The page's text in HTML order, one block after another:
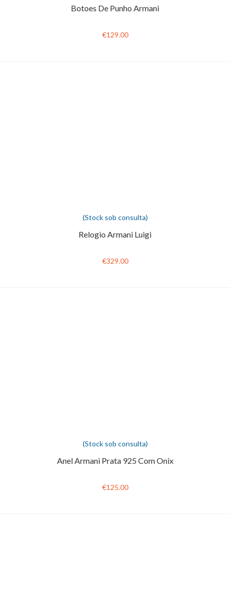
Botoes De Punho Armani
€129.00
(Stock sob consulta)
Relogio Armani Luigi
€329.00
(Stock sob consulta)
Anel Armani Prata 925 Com Onix
€125.00